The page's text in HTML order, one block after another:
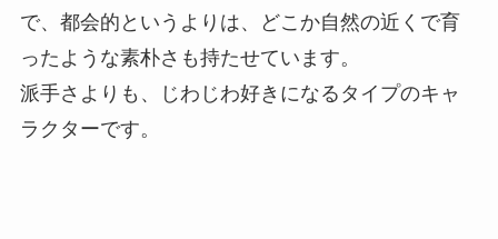
で、都会的というよりは、どこか自然の近くで育
ったような素朴さも持たせています。
派手さよりも、じわじわ好きになるタイプのキャ
ラクターです。